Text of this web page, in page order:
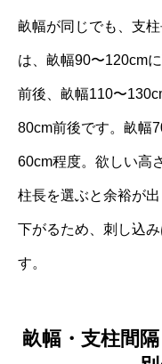
畝幅が同じでも、支
は、畝幅90〜120cm
前後、畝幅110〜
80cm前後です。畝幅
60cm程度。欲しい高
柱長を選ぶと余裕が
下がるため、刺し込
す。
畝幅・支柱間